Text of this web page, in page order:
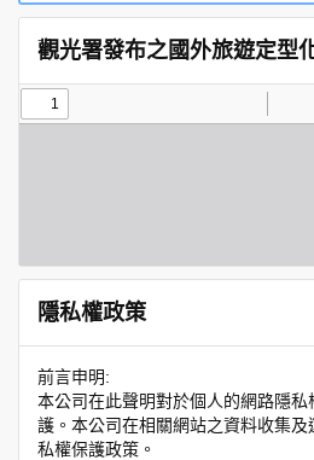
觀光署發布之國外旅遊定型
隱私權政策
前言申明:
本公司在此聲明對於個人的網路隱
護。本公司在相關網站之資料收集
私權保護政策。